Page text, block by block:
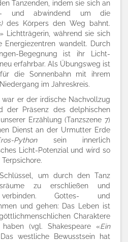
Tanzenden, indem sie sich an
und abwindend um die
des Körpers den Weg bahnt.
Lichtträgerin, während sie sich
wandelt. Durch
Begegnung ist ihr Licht-
erfahrbar. Als Übungsweg ist
die Sonnenbahn mit ihrem
im Jahreskreis.
war er der irdische Nachvollzug
der Präsenz des delphischen
Erzählung (Tanzszene 7)
Dienst an der Urmutter Erde
Pythonsein innerlich
Licht-Potenzial und wird so
um durch den Tanz
zu erschließen und
Gottes- und
und gehen: Das Leben ist
Charaktere
(vgl. Shakespeare «Ein
westliche Bewusstsein hat